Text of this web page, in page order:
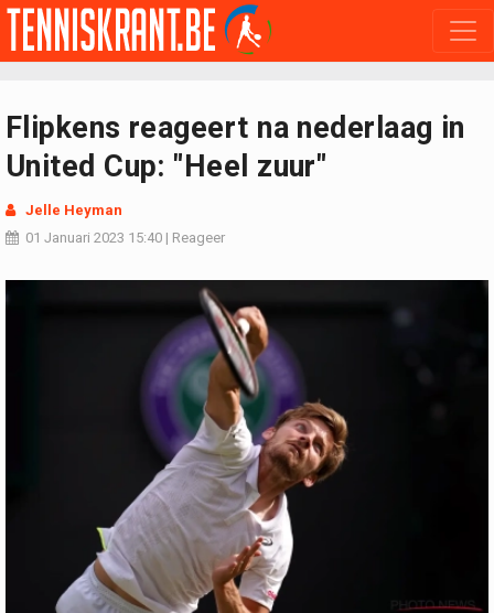
Flipkens reageert na nederlaag in
United Cup: "Heel zuur"
Jelle Heyman
01 Januari 2023 15:40 | Reageer